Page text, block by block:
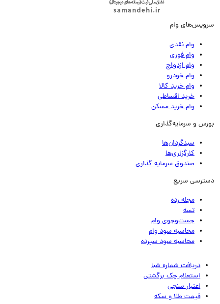
وام
وام نقدی
وام فوری
وام ازدواج
وام خودرو
وام خرید کالا
خرید اقساطی
وام خرید مسکن
و سرمایه‌گذاری
سبدگردان‌ها
کارگزاری‌ها
صندوق سرمایه گذاری
سریع
مجله رده
تسه
جست‌وجوی وام
محاسبه سود وام
محاسبه سود سپرده
دریافت شماره شبا
استعلام چک برگشتی
اعتبار سنجی
قیمت طلا و سکه